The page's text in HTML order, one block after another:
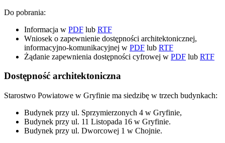
Do pobrania:
Informacja w PDF lub RTF
Wniosek o zapewnienie dostępności architektonicznej,
informacyjno-komunikacyjnej w PDF lub RTF
Żądanie zapewnienia dostępności cyfrowej w PDF lub RTF
Dostępność architektoniczna
Starostwo Powiatowe w Gryfinie ma siedzibę w trzech budynkach:
Budynek przy ul. Sprzymierzonych 4 w Gryfinie,
Budynek przy ul. 11 Listopada 16 w Gryfinie.
Budynek przy ul. Dworcowej 1 w Chojnie.